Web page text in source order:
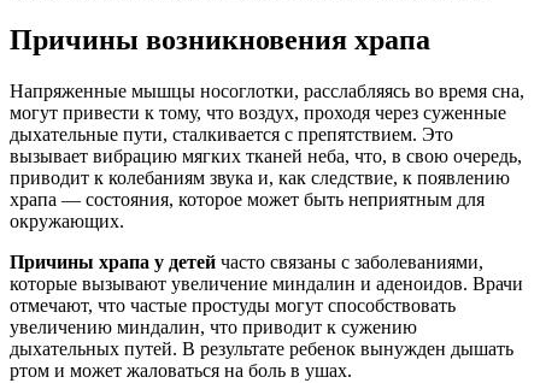
Причины возникновения храпа
Напряженные мышцы носоглотки, расслабляясь во время сна,
могут привести к тому, что воздух, проходя через суженные
дыхательные пути, сталкивается с препятствием. Это
вызывает вибрацию мягких тканей неба, что, в свою очередь,
приводит к колебаниям звука и, как следствие, к появлению
храпа — состояния, которое может быть неприятным для
окружающих.
Причины храпа у детей часто связаны с заболеваниями,
которые вызывают увеличение миндалин и аденоидов. Врачи
отмечают, что частые простуды могут способствовать
увеличению миндалин, что приводит к сужению
дыхательных путей. В результате ребенок вынужден дышать
ртом и может жаловаться на боль в ушах.